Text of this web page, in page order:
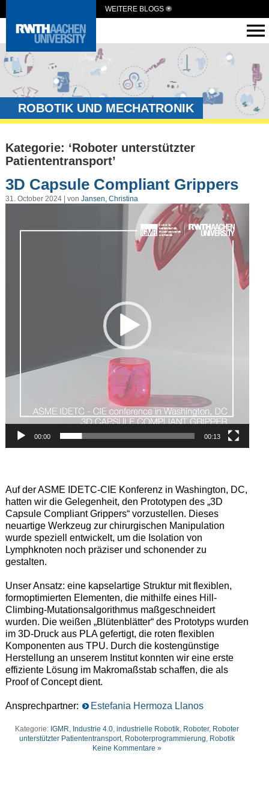
WEITERE BLOGS
ROBOTIK UND MECHATRONIK
Kategorie: ‘Roboter unterstützter
Patiententransport’
3D Capsule Compliant Grippers
31. October 2024 | von Jansen, Christina
00:00 00:13
Auf der ASME IDETC-CIE Konferenz in Washington, DC,
hatten wir die Gelegenheit, den Prototypen des „3D
Capsule Compliant Grippers“ vorzustellen. Dieses
neuartige Werkzeug zur chirurgischen Manipulation
wurde speziell entwickelt, um die Isolation von
Lymphknoten noch präziser und schonender zu
gestalten.
Unser Ansatz: eine kapselartige Struktur mit flexiblen,
formoptimierten Elementen, die mithilfe eines Hill-
Climbing-Mutationsalgorithmus maßgeschneidert
wurden. Die weißen „Blütenblätter“ des Prototyps wurden
im 3D-Druck aus PLA gefertigt, die roten flexiblen
Komponenten aus TPU. Durch die kostengünstige
Herstellung an unserem Institut konnten wir eine erste
effiziente Lösung im Makromaßstab schaffen, die als
Proof of Concept dient.
Ansprechpartner: Estefania Hermoza Llanos
Kategorie: IGMR Industrie 4.0 ,industrielle Robotik Roboter, Roboter
unterstützter Patiententransport, Roboterprogrammierung Robotik
Keine Kommentare »